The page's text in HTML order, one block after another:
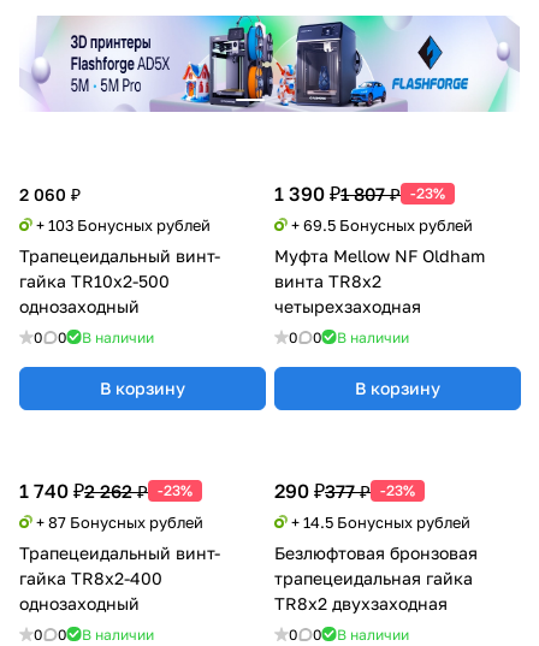
2 060 ₽
+ 103 Бонусных рублей
Трапецеидальный винт-
гайка TR10x2-500
однозаходный
0 0 В наличии
В корзину
1 390 ₽1 807 ₽ -23%
+ 69.5 Бонусных рублей
Муфта Mellow NF Oldham
винта TR8x2
четырехзаходная
0 0 В наличии
В корзину
1 740 ₽2 262 ₽ -23%
+ 87 Бонусных рублей
Трапецеидальный винт-
гайка TR8x2-400
однозаходный
0 0 В наличии
290 ₽377 ₽ -23%
+ 14.5 Бонусных рублей
Безлюфтовая бронзовая
трапецеидальная гайка
TR8x2 двухзаходная
0 0 В наличии